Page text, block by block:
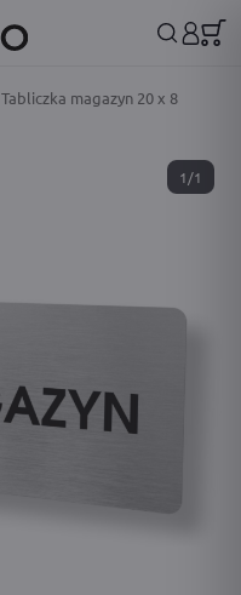
Tabliczka magazyn 20 x 8
1/1